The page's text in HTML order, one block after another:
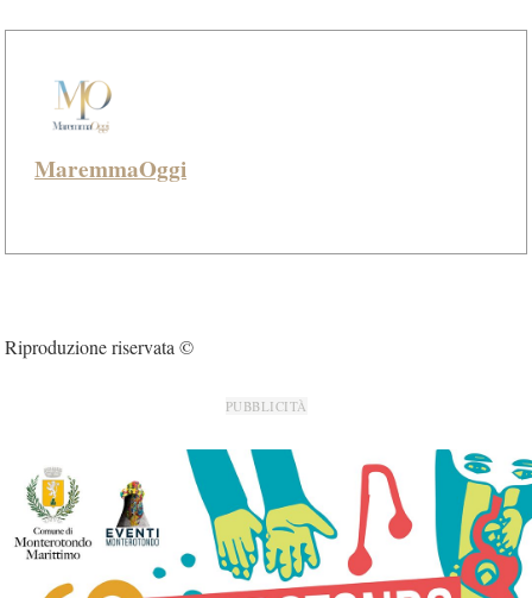
MaremmaOggi
Riproduzione riservata ©
PUBBLICITÀ